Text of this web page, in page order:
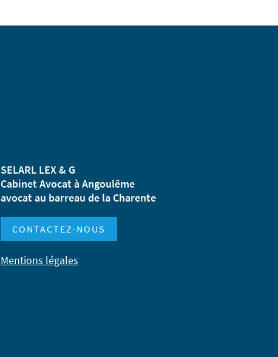
SELARL LEX & G
Cabinet Avocat à Angoulême
avocat au barreau de la Charente
CONTACTEZ-NOUS
Mentions légales